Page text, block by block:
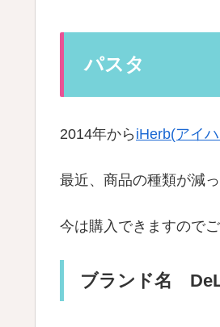
パスタ
2014年から iHerb(アイ
最近、商品の種類が減
今は購入できますので
ブランド名